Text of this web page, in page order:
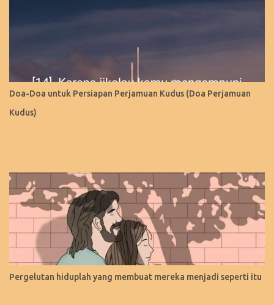
Doa-Doa untuk Persiapan Perjamuan Kudus (Doa Perjamuan
Kudus)
Pergelutan hiduplah yang membuat mereka menjadi seperti itu